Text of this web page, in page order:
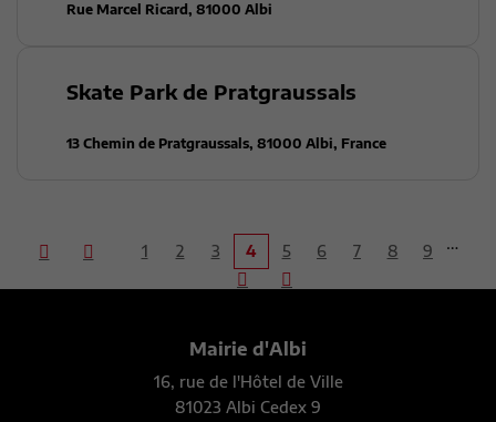
Rue Marcel Ricard, 81000 Albi
Skate Park de Pratgraussals
13 Chemin de Pratgraussals, 81000 Albi, France
1 2 3 4 5 6 7 8 9 …
Mairie d'Albi
16, rue de l'Hôtel de Ville
81023 Albi Cedex 9